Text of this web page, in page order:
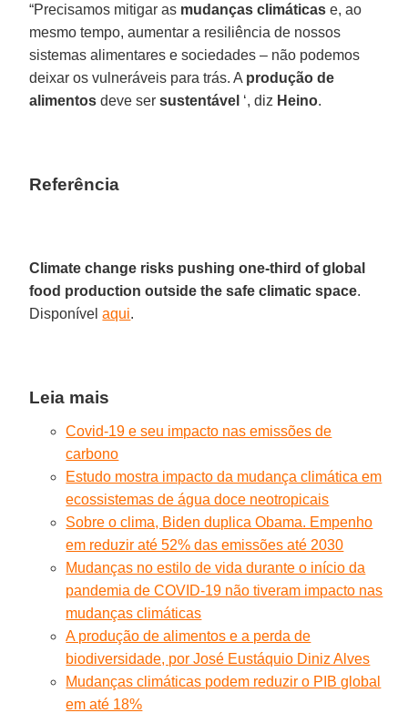
“Precisamos mitigar as mudanças climáticas e, ao
mesmo tempo, aumentar a resiliência de nossos
sistemas alimentares e sociedades – não podemos
deixar os vulneráveis para trás. A produção de
alimentos deve sersustentável ‘, diz Heino.
Referência
Climate change risks pushing one-third of global
food production outside the safe climatic space.
Disponívelaqui.
Leia mais
Covid-19 e seu impacto nas emissões de
carbono
Estudo mostra impacto da mudança climática em
ecossistemas de água doce neotropicais
Sobre o clima, Biden duplica Obama. Empenho
em reduzir até 52% das emissões até 2030
Mudanças no estilo de vida durante o início da
pandemia de COVID-19 não tiveram impacto nas
mudanças climáticas
A produção de alimentos e a perda de
biodiversidade, por José Eustáquio Diniz Alves
Mudanças climáticas podem reduzir o PIB global
em até 18%